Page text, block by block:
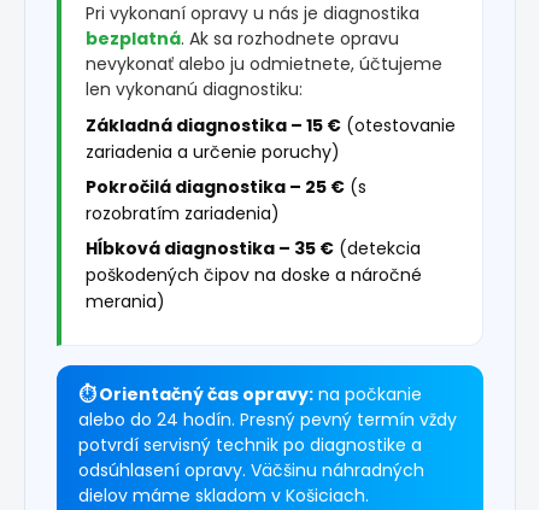
Pri vykonaní opravy u nás je diagnostika
bezplatná. Ak sa rozhodnete opravu
nevykonať alebo ju odmietnete, účtujeme
len vykonanú diagnostiku:
Základná diagnostika – 15 € (otestovanie
zariadenia a určenie poruchy)
Pokročilá diagnostika – 25 € (s
rozobratím zariadenia)
Hĺbková diagnostika – 35 € (detekcia
poškodených čipov na doske a náročné
merania)
⏱ Orientačný čas opravy: na počkanie
alebo do 24 hodín. Presný pevný termín vždy
potvrdí servisný technik po diagnostike a
odsúhlasení opravy. Väčšinu náhradných
dielov máme skladom v Košiciach.